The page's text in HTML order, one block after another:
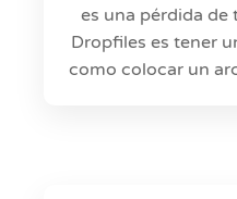
es una pérdida de
Dropfiles es tener
como colocar un